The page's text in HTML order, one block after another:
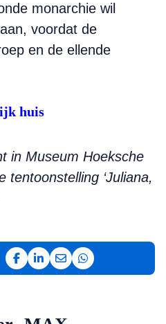
monarchie wil
voordat de
en de ellende
huis
in Museum Hoeksche
tentoonstelling ‘Juliana,
Deel op Facebook
Deel op LinkedIn
Deel via e-mail
Deel via